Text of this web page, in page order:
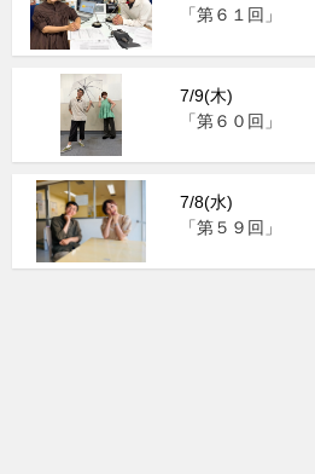
「第６１回」
7/9(木)
「第６０回」
7/8(水)
「第５９回」